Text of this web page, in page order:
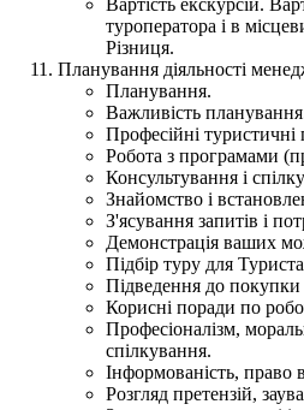
туроператора і в
Різниця.
Планування діяльності
Планування.
Важливість
Професійні
Робота з програмами
Консультування і
Знайомство і
З'ясування запитів і
Демонстрація ваших
Підбір туру для
Підведення до покупки
Корисні поради по
Професіоналізм,
спілкування.
Інформованість, право
Розгляд претензій,